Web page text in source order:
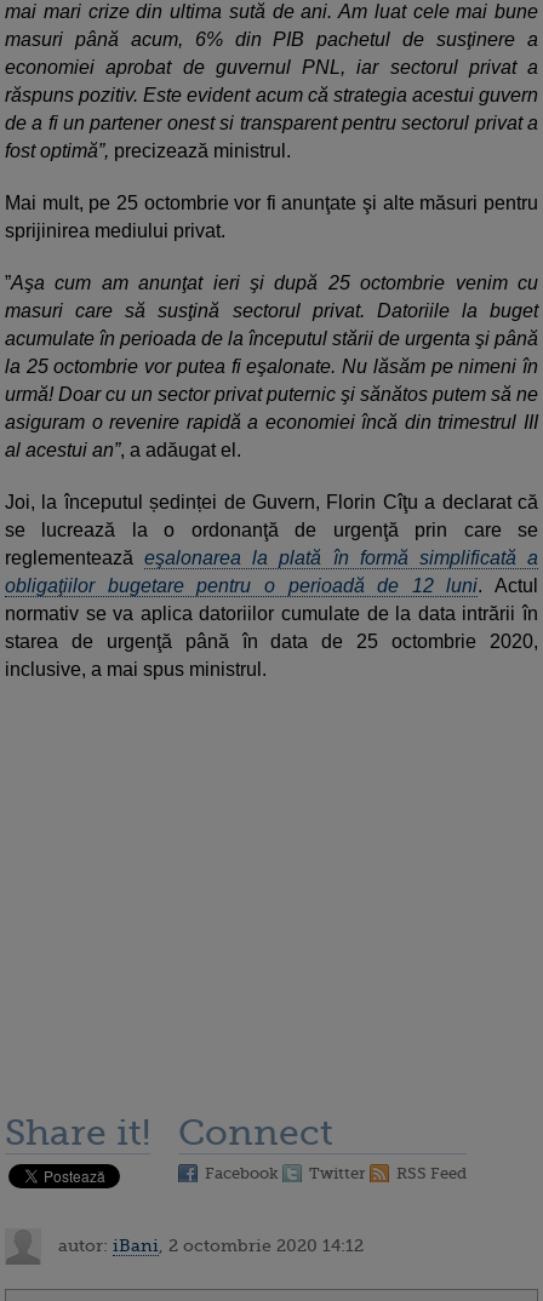
mai mari crize din ultima sută de ani. Am luat cele mai bune
masuri până acum, 6% din PIB pachetul de susţinere a
economiei aprobat de guvernul PNL, iar sectorul privat a
răspuns pozitiv. Este evident acum că strategia acestui guvern
de a fi un partener onest si transparent pentru sectorul privat a
fost optimă”, precizează ministrul.
Mai mult, pe 25 octombrie vor fi anunţate şi alte măsuri pentru
sprijinirea mediului privat.
”Aşa cum am anunţat ieri şi după 25 octombrie venim cu
masuri care să susţină sectorul privat. Datoriile la buget
acumulate în perioada de la începutul stării de urgenta şi până
la 25 octombrie vor putea fi eşalonate. Nu lăsăm pe nimeni în
urmă! Doar cu un sector privat puternic şi sănătos putem să ne
asiguram o revenire rapidă a economiei încă din trimestrul III
al acestui an”, a adăugat el.
Joi, la începutul ședinței de Guvern, Florin Cîţu a declarat că
se lucrează la o ordonanţă de urgenţă prin care se
reglementeazăeşalonarea la plată în formă simplificată a
obligaţiilor bugetare pentru o perioadă de 12 luni. Actul
normativ se va aplica datoriilor cumulate de la data intrării în
starea de urgenţă până în data de 25 octombrie 2020,
inclusive, a mai spus ministrul.
Share it! Connect
Facebook Twitter RSS Feed
autor: iBani , 2 octombrie 2020 14:12